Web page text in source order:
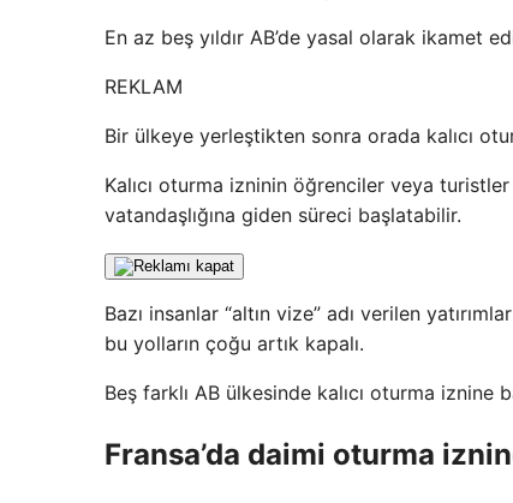
En az beş yıldır AB’de yasal olarak ikamet
REKLAM
Bir ülkeye yerleştikten sonra orada kalıcı
Kalıcı oturma izninin öğrenciler veya
vatandaşlığına giden süreci başlatabilir.
Bazı insanlar “altın vize” adı verilen
bu yolların çoğu artık kapalı.
Beş farklı AB ülkesinde kalıcı oturma iznine
Fransa’da daimi oturma